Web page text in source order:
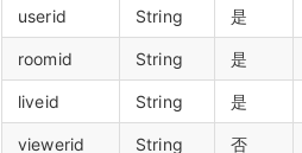
userid String 是
roomid String 是
liveid String 是
viewerid String 否